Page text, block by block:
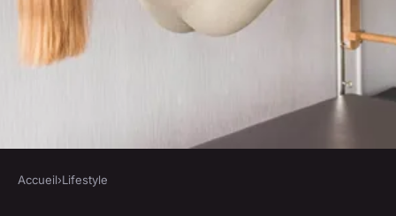
LIFESTYLE
Accueil›Lifestyle